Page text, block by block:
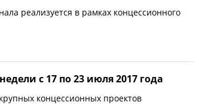
реализуется в рамках концессионного
с 17 по 23 июля 2017 года
концессионных проектов